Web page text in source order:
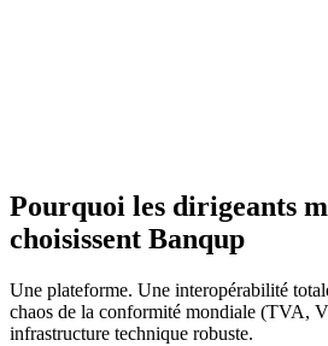
Pourquoi les dirigeants
choisissent Banqup
Une plateforme. Une interopérabilité
chaos de la conformité mondiale (TVA,
infrastructure technique robuste.